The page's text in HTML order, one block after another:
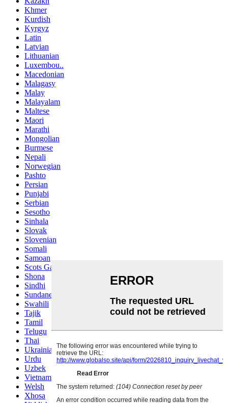
Khmer
Kurdish
Kyrgyz
Latin
Latvian
Lithuanian
Luxembou..
Macedonian
Malagasy
Malay
Malayalam
Maltese
Maori
Marathi
Mongolian
Burmese
Nepali
Norwegian
Pashto
Persian
Punjabi
Serbian
Sesotho
Sinhala
Slovak
Slovenian
Somali
Samoan
Scots Gaelic
Shona
Sindhi
Sundanese
Swahili
Tajik
Tamil
Telugu
Thai
Ukrainian
Urdu
Uzbek
Vietnamese
Welsh
Xhosa